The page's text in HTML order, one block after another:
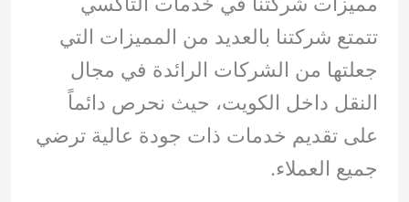
تتمتع شركتنا بالعديد من المميزات التي
جعلتها من الشركات الرائدة في مجال
النقل داخل الكويت، حيث نحرص دائماً
على تقديم خدمات ذات جودة عالية ترضي
جميع العملاء.